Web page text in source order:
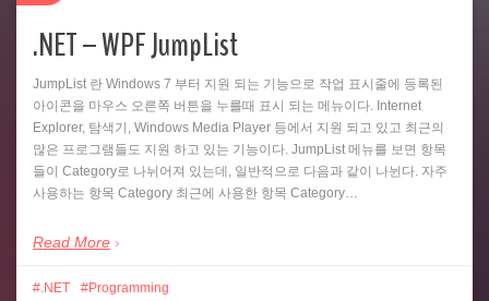
.NET – WPF JumpList
JumpList 란 Windows 7 부터 지원 되는 기능으로 작업 표시줄에 등록된
아이콘을 마우스 오른쪽 버튼을 누를때 표시 되는 메뉴이다. Internet
Explorer, 탐색기, Windows Media Player 등에서 지원 되고 있고 최근의
많은 프로그램들도 지원 하고 있는 기능이다. JumpList 메뉴를 보면 항목
들이 Category로 나뉘어져 있는데, 일반적으로 다음과 같이 나뉜다. 자주
사용하는 항목 Category 최근에 사용한 항목 Category…
Read More
.NET
Programming